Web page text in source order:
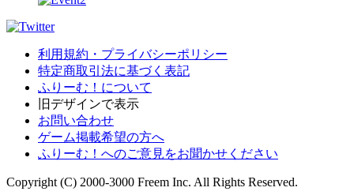
利用規約・プライバシーポリシー
特定商取引法に基づく表記
ふりーむ！について
旧デザインで表示
お問い合わせ
ゲーム掲載希望の方へ
ふりーむ！へのご意見をお聞かせください
Copyright (C) 2000-3000 Freem Inc. All Rights Reserved.